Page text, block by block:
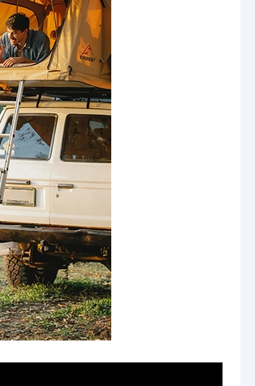
del dado
della saldatura a punti
di molla industriale
ammaccature per auto
saldatura a punti di scarico del condensatore